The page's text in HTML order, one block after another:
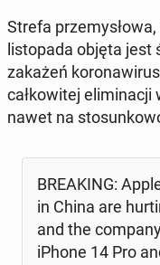
Strefa
li­sto­pa­da objęta jest
zakażeń
cał­ko­wi­tej eli­mi­na­cji
nawet na
BRE­AKING:
in China are
and the
iPhone 14 Pro